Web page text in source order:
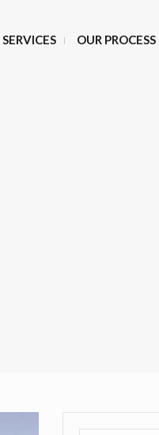
OUR PROCESS